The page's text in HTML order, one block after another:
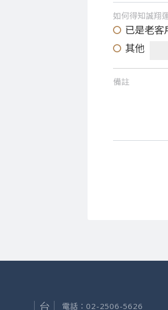
如何得知誠翔
已是老客
其他
備註
電話：02-2506-5626